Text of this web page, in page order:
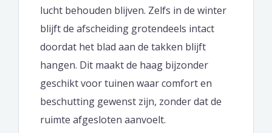
lucht behouden blijven. Zelfs in de winter
blijft de afscheiding grotendeels intact
doordat het blad aan de takken blijft
hangen. Dit maakt de haag bijzonder
geschikt voor tuinen waar comfort en
beschutting gewenst zijn, zonder dat de
ruimte afgesloten aanvoelt.